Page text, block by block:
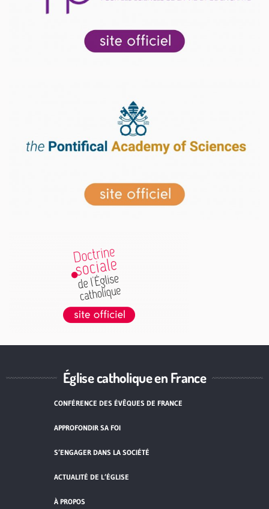
Église catholique en France
CONFÉRENCE DES ÉVÊQUES DE FRANCE
APPROFONDIR SA FOI
S’ENGAGER DANS LA SOCIÉTÉ
ACTUALITÉ DE L’ÉGLISE
À PROPOS